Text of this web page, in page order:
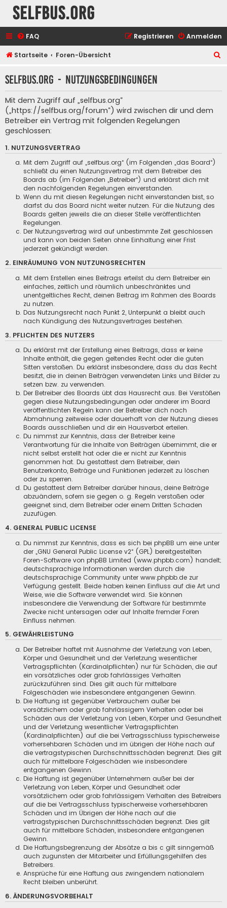
selfbus.org
FAQ Anmelden
Registrieren
Startseite Foren-Übersicht
h
selfbus.org - Nutzungsbedingungen
Mit dem Zugriff auf „selfbus.org“
(„https://selfbus.org/forum“) wird zwischen dir und dem
Betreiber ein Vertrag mit folgenden Regelungen
geschlossen:
1. NUTZUNGSVERTRAG
Mit dem Zugriff auf „selfbus.org“ (im Folgenden „das Board“)
schließt du einen Nutzungsvertrag mit dem Betreiber des
Boards ab (im Folgenden „Betreiber“) und erklärst dich mit
den nachfolgenden Regelungen einverstanden.
Wenn du mit diesen Regelungen nicht einverstanden bist, so
darfst du das Board nicht weiter nutzen. Für die Nutzung des
Boards gelten jeweils die an dieser Stelle veröffentlichten
Regelungen.
Der Nutzungsvertrag wird auf unbestimmte Zeit geschlossen
und kann von beiden Seiten ohne Einhaltung einer Frist
jederzeit gekündigt werden.
2. EINRÄUMUNG VON NUTZUNGSRECHTEN
Mit dem Erstellen eines Beitrags erteilst du dem Betreiber ein
einfaches, zeitlich und räumlich unbeschränktes und
unentgeltliches Recht, deinen Beitrag im Rahmen des Boards
zu nutzen.
Das Nutzungsrecht nach Punkt 2, Unterpunkt a bleibt auch
nach Kündigung des Nutzungsvertrages bestehen.
3. PFLICHTEN DES NUTZERS
Du erklärst mit der Erstellung eines Beitrags, dass er keine
Inhalte enthält, die gegen geltendes Recht oder die guten
Sitten verstoßen. Du erklärst insbesondere, dass du das Recht
besitzt, die in deinen Beiträgen verwendeten Links und Bilder zu
setzen bzw. zu verwenden.
Der Betreiber des Boards übt das Hausrecht aus. Bei Verstößen
gegen diese Nutzungsbedingungen oder anderer im Board
veröffentlichten Regeln kann der Betreiber dich nach
Abmahnung zeitweise oder dauerhaft von der Nutzung dieses
Boards ausschließen und dir ein Hausverbot erteilen.
Du nimmst zur Kenntnis, dass der Betreiber keine
Verantwortung für die Inhalte von Beiträgen übernimmt, die er
nicht selbst erstellt hat oder die er nicht zur Kenntnis
genommen hat. Du gestattest dem Betreiber, dein
Benutzerkonto, Beiträge und Funktionen jederzeit zu löschen
oder zu sperren.
Du gestattest dem Betreiber darüber hinaus, deine Beiträge
abzuändern, sofern sie gegen o. g. Regeln verstoßen oder
geeignet sind, dem Betreiber oder einem Dritten Schaden
zuzufügen.
4. GENERAL PUBLIC LICENSE
Du nimmst zur Kenntnis, dass es sich bei phpBB um eine unter
der „GNU General Public License v2“ (GPL) bereitgestellten
Foren-Software von phpBB Limited (www.phpbb.com) handelt;
deutschsprachige Informationen werden durch die
deutschsprachige Community unter www.phpbb.de zur
Verfügung gestellt. Beide haben keinen Einfluss auf die Art und
Weise, wie die Software verwendet wird. Sie können
insbesondere die Verwendung der Software für bestimmte
Zwecke nicht untersagen oder auf Inhalte fremder Foren
Einfluss nehmen.
5. GEWÄHRLEISTUNG
Der Betreiber haftet mit Ausnahme der Verletzung von Leben,
Körper und Gesundheit und der Verletzung wesentlicher
Vertragspflichten (Kardinalpflichten) nur für Schäden, die auf
ein vorsätzliches oder grob fahrlässiges Verhalten
zurückzuführen sind. Dies gilt auch für mittelbare
Folgeschäden wie insbesondere entgangenen Gewinn.
Die Haftung ist gegenüber Verbrauchern außer bei
vorsätzlichem oder grob fahrlässigem Verhalten oder bei
Schäden aus der Verletzung von Leben, Körper und Gesundheit
und der Verletzung wesentlicher Vertragspflichten
(Kardinalpflichten) auf die bei Vertragsschluss typischerweise
vorhersehbaren Schäden und im übrigen der Höhe nach auf
die vertragstypischen Durchschnittsschäden begrenzt. Dies gilt
auch für mittelbare Folgeschäden wie insbesondere
entgangenen Gewinn.
Die Haftung ist gegenüber Unternehmern außer bei der
Verletzung von Leben, Körper und Gesundheit oder
vorsätzlichem oder grob fahrlässigem Verhalten des Betreibers
auf die bei Vertragsschluss typischerweise vorhersehbaren
Schäden und im Übrigen der Höhe nach auf die
vertragstypischen Durchschnittsschäden begrenzt. Dies gilt
auch für mittelbare Schäden, insbesondere entgangenen
Gewinn.
Die Haftungsbegrenzung der Absätze a bis c gilt sinngemäß
auch zugunsten der Mitarbeiter und Erfüllungsgehilfen des
Betreibers.
Ansprüche für eine Haftung aus zwingendem nationalem
Recht bleiben unberührt.
6. ÄNDERUNGSVORBEHALT